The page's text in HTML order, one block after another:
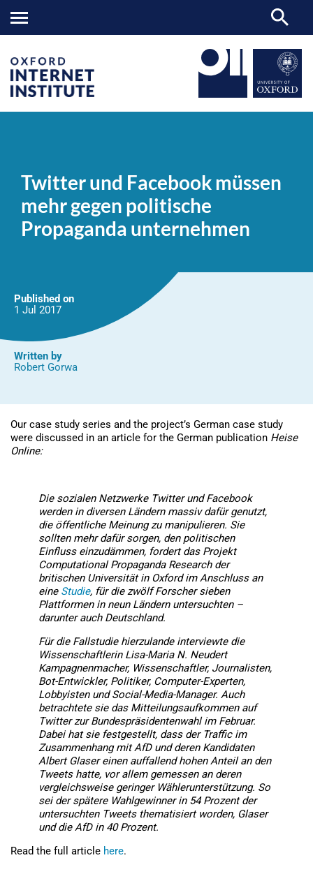
müssen
gegen
Propaganda
unternehmen
Twitter und Facebook müssen
mehr gegen politische
Propaganda unternehmen
Published on
1 Jul 2017
Written by
Robert Gorwa
Our case study series and the project’s German case study
were discussed in an article for the German publication Heise
Online:
Die sozialen Netzwerke Twitter und Facebook
werden in diversen Ländern massiv dafür genutzt,
die öffentliche Meinung zu manipulieren. Sie
sollten mehr dafür sorgen, den politischen
Einfluss einzudämmen, fordert das Projekt
Computational Propaganda Research der
britischen Universität in Oxford im Anschluss an
eine Studie, für die zwölf Forscher sieben
Plattformen in neun Ländern untersuchten –
darunter auch Deutschland.
Für die Fallstudie hierzulande interviewte die
Wissenschaftlerin Lisa-Maria N. Neudert
Kampagnenmacher, Wissenschaftler, Journalisten,
Bot-Entwickler, Politiker, Computer-Experten,
Lobbyisten und Social-Media-Manager. Auch
betrachtete sie das Mitteilungsaufkommen auf
Twitter zur Bundespräsidentenwahl im Februar.
Dabei hat sie festgestellt, dass der Traffic im
Zusammenhang mit AfD und deren Kandidaten
Albert Glaser einen auffallend hohen Anteil an den
Tweets hatte, vor allem gemessen an deren
vergleichsweise geringer Wählerunterstützung. So
sei der spätere Wahlgewinner in 54 Prozent der
untersuchten Tweets thematisiert worden, Glaser
und die AfD in 40 Prozent.
Read the full article here.